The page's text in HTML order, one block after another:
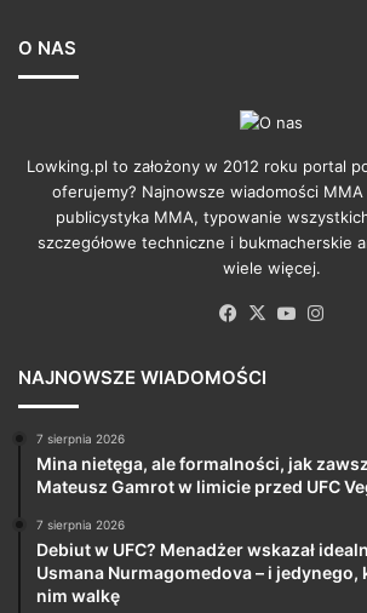
O NAS
Lowking.pl to założony w 2012 roku portal
oferujemy? Najnowsze wiadomości
publicystyka MMA, typowanie
szczegółowe techniczne i bukmacherskie
wiele więcej.
Facebook
X YouTube
NAJNOWSZE WIADOMOŚCI
7 sierpnia 2026
Mina nietęga, ale formalności, jak
Mateusz Gamrot w limicie przed UFC
7 sierpnia 2026
Debiut w UFC? Menadżer wskazał
Usmana Nurmagomedova – i jedynego,
nim walkę